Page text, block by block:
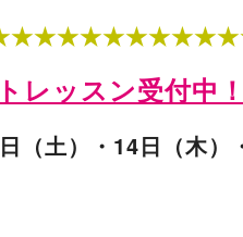
レッスン受付中
）・14日（木）